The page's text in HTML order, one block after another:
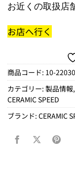
お近くの取扱店
お店へ行く
商品コード: 10-
カテゴリー: 製品情報,
CERAMIC SPEED
ブランド: CERAMIC